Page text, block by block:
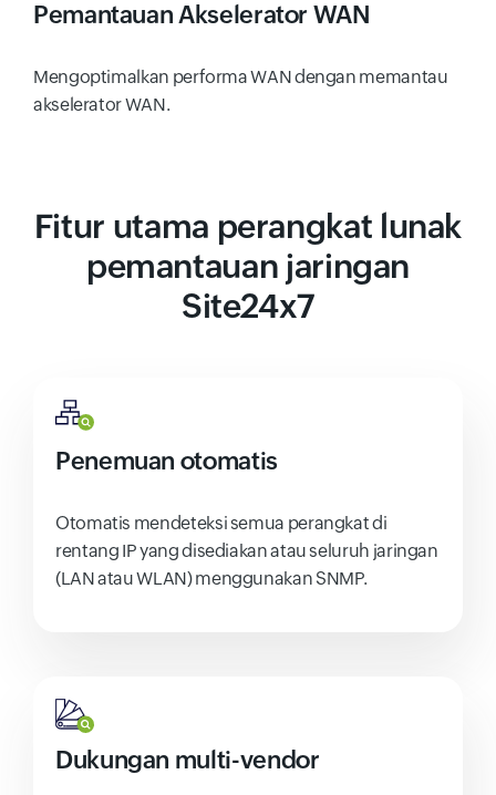
Pemantauan Akselerator WAN
Mengoptimalkan performa WAN dengan memantau
akselerator WAN.
Fitur utama perangkat lunak
pemantauan jaringan
Site24x7
Penemuan otomatis
Otomatis mendeteksi semua perangkat di
rentang IP yang disediakan atau seluruh jaringan
(LAN atau WLAN) menggunakan SNMP.
Dukungan multi-vendor